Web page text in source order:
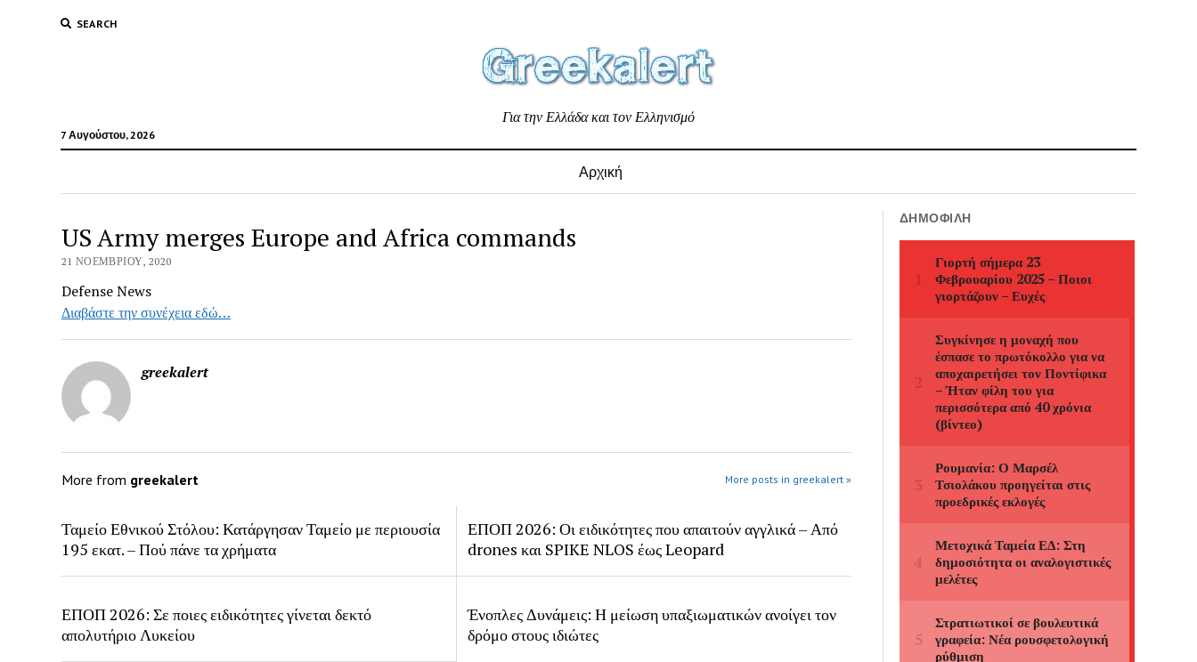
SEARCH
7 Αυγούστου, 2026
Για την Ελλάδα και τον Ελληνισμό
Αρχική
US Army merges Europe and Africa commands
21 ΝΟΕΜΒΡΊΟΥ, 2020
Defense News
Διαβάστε την συνέχεια εδώ…
greekalert
More from greekalert More posts in greekalert »
Ταμείο Εθνικού Στόλου: Κατάργησαν Ταμείο με περιουσία
195 εκατ. – Πού πάνε τα χρήματα
ΕΠΟΠ 2026: Οι ειδικότητες που απαιτούν αγγλικά – Από
drones και SPIKE NLOS έως Leopard
ΕΠΟΠ 2026: Σε ποιες ειδικότητες γίνεται δεκτό
απολυτήριο Λυκείου
Ένοπλες Δυνάμεις: Η μείωση υπαξιωματικών ανοίγει τον
δρόμο στους ιδιώτες
ΔΗΜΟΦΙΛΉ